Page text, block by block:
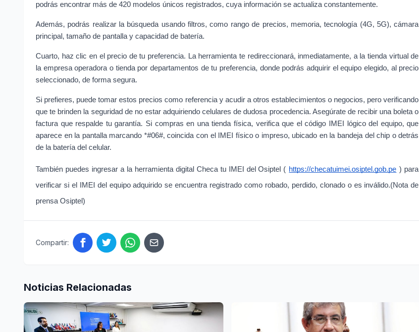
podrás encontrar más de 420 modelos únicos registrados, cuya información se actualiza constantemente.
Además, podrás realizar la búsqueda usando filtros, como rango de precios, memoria, tecnología (4G, 5G), cámara
principal, tamaño de pantalla y capacidad de batería.
Cuarto, haz clic en el precio de tu preferencia. La herramienta te redireccionará, inmediatamente, a la tienda virtual de
la empresa operadora o tienda por departamentos de tu preferencia, donde podrás adquirir el equipo elegido, al precio
seleccionado, de forma segura.
Si prefieres, puede tomar estos precios como referencia y acudir a otros establecimientos o negocios, pero verificando
que te brinden la seguridad de no estar adquiriendo celulares de dudosa procedencia. Asegúrate de recibir una boleta o
factura que respalde tu garantía. Si compras en una tienda física, verifica que el código IMEI lógico del equipo, que
aparece en la pantalla marcando *#06#, coincida con el IMEI físico o impreso, ubicado en la bandeja del chip o detrás
de la batería del celular.
También puedes ingresar a la herramienta digital Checa tu IMEI del Osiptel ( https://checatuimei.osiptel.gob.pe ) para
verificar si el IMEI del equipo adquirido se encuentra registrado como robado, perdido, clonado o es inválido.(Nota de
prensa Osiptel)
Compartir:
Noticias Relacionadas